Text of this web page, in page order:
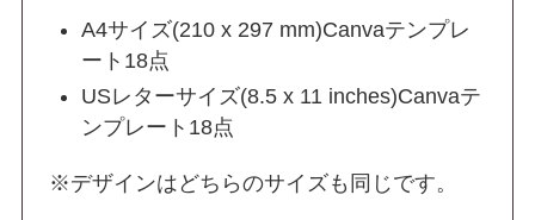
A4サイズ(210 x 297 mm)Canvaテンプレ
ート18点
USレターサイズ(8.5 x 11 inches)Canvaテ
ンプレート18点
※デザインはどちらのサイズも同じです。